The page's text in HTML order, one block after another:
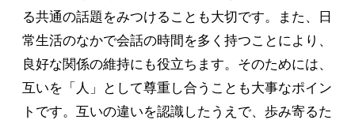
る共通の話題をみつけることも大切です。また、日
常生活のなかで会話の時間を多く持つことにより、
良好な関係の維持にも役立ちます。そのためには、
互いを「人」として尊重し合うことも大事なポイン
トです。互いの違いを認識したうえで、歩み寄るた